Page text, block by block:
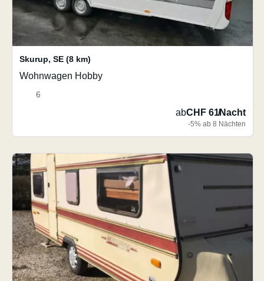
Skurup, SE (8 km)
Wohnwagen Hobby
6
abCHF 61/Nacht
-5% ab 8 Nächten